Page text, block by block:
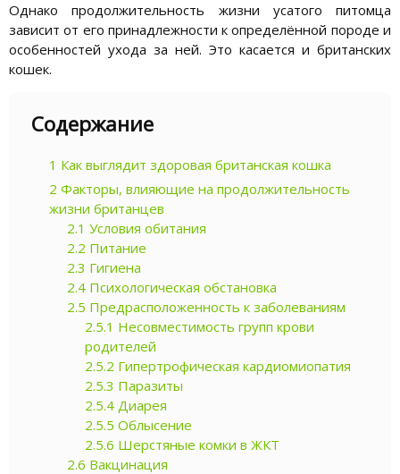
Однако продолжительность жизни усатого питомца
зависит от его принадлежности к определённой породе и
особенностей ухода за ней. Это касается и британских
кошек.
Содержание
1 Как выглядит здоровая британская кошка
2 Факторы, влияющие на продолжительность
жизни британцев
2.1 Условия обитания
2.2 Питание
2.3 Гигиена
2.4 Психологическая обстановка
2.5 Предрасположенность к заболеваниям
2.5.1 Несовместимость групп крови
родителей
2.5.2 Гипертрофическая кардиомиопатия
2.5.3 Паразиты
2.5.4 Диарея
2.5.5 Облысение
2.5.6 Шерстяные комки в ЖКТ
2.6 Вакцинация